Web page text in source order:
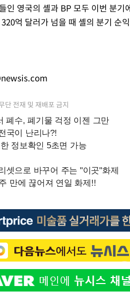
인 영국의 셸과 BP 모두 이번 분
억 달러가 넘을 때 셸의 분기 순
전재 및 재배포 금지